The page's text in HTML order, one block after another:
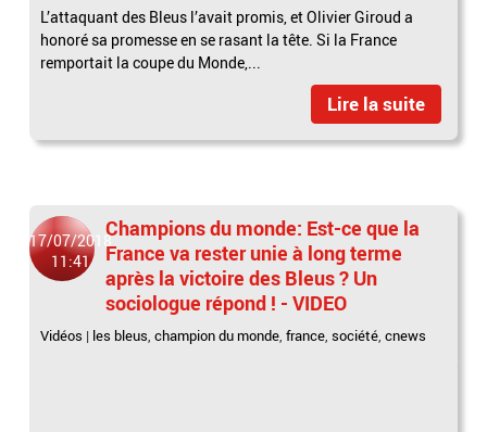
L’attaquant des Bleus l’avait promis, et Olivier Giroud a
honoré sa promesse en se rasant la tête. Si la France
remportait la coupe du Monde,...
Lire la suite
17/07/2018
11:41
Champions du monde: Est-ce que la
France va rester unie à long terme
après la victoire des Bleus ? Un
sociologue répond ! - VIDEO
Vidéos | les bleus,champion du monde,france,société,cnews